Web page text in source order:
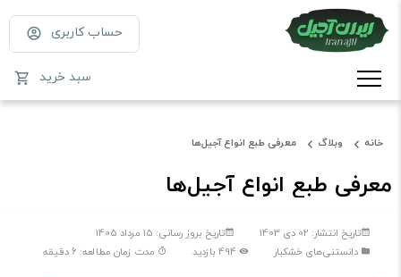
حساب کاربری
سبد خرید
خانه وبلاگ معرفی طبع انواع آجیل‌ها
معرفی طبع انواع آجیل‌ها
تاریخ انتشار: 02 دی 1403
تاریخ بروز رسانی: 15 مرداد 1405
دانستنی‌های خشکبار
مدت زمان مطالعه: 6 دقیقه